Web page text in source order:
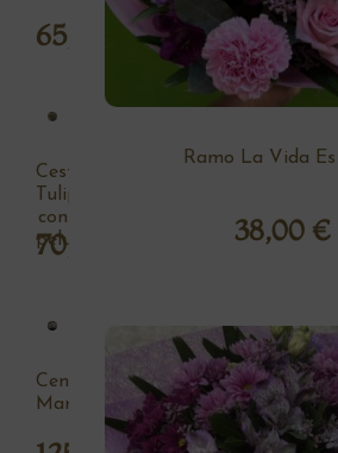
Ramo La Vida
38,00 €
65,00 €
Cesta
Tulipan
con
peluche
70,00
Centro
Margaritas